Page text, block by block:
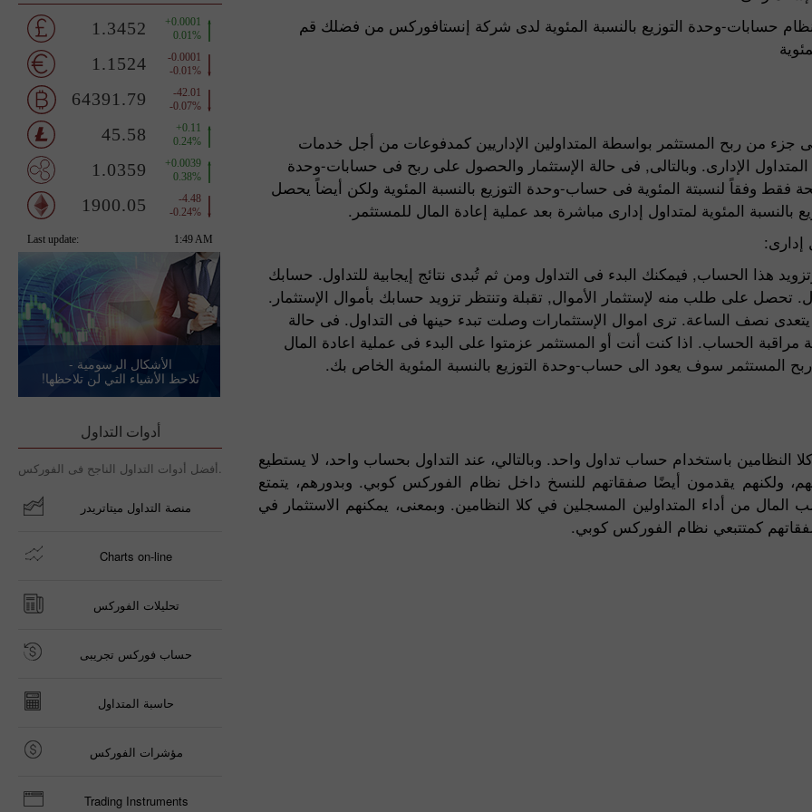
حسابات-وحدة التوزيع بالنسبة المئوية لدى شركة إنستافوركس من فضلك قم
جزء من ربح المستثمر بواسطة المتداولين الإداريين كمدفوعات من أجل خدمات
الإدارى. وبالتالى, فى حالة الإستثمار والحصول على ربح فى حسابات-وحدة
فقط وفقاً لنسبتة المئوية فى حساب-وحدة التوزيع بالنسبة المئوية ولكن أيضاً يحصل
المئوية لمتداول إدارى مباشرة بعد عملية إعادة المال للمستثمر.
إدارى:
هذا الحساب, فيمكنك البدء فى التداول ومن ثم تُبدى نتائج إيجابية للتداول. حسابك
تحصل على طلب منه لإستثمار الأموال, تقبلة وتنتظر تزويد حسابك بأموال الإستثمار.
نصف الساعة. ترى اموال الإستثمارات وصلت تبدء حينها فى التداول. فى حالة
الحساب. اذا كنت أنت أو المستثمر عزمتوا على البدء فى عملية اعادة المال
سوف يعود الى حساب-وحدة التوزيع بالنسبة المئوية الخاص بك.
باستخدام حساب تداول واحد. وبالتالي، عند التداول بحساب واحد، لا يستطيع
ولكنهم يقدمون أيضًا صفقاتهم للنسخ داخل نظام الفوركس كوبي. وبدورهم، يتمتع
من أداء المتداولين المسجلين في كلا النظامين. وبمعنى، يمكنهم الاستثمار في
كمتتبعي نظام الفوركس كوبي.
الأشكال الرسومية -
تلاحظ الأشياء التي لن تلاحظها!
أدوات التداول
أفضل أدوات التداول الناجح فى الفوركس.
منصة التداول ميتاتريدر
Charts on-line
تحليلات الفوركس
حساب فوركس تجريبى
حاسبة المتداول
مؤشرات الفوركس
Trading Instruments